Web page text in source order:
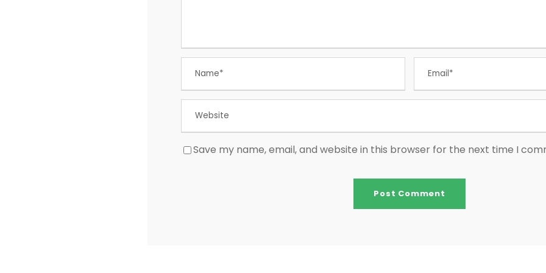
Save my name, email, and website in this browser for the next time I